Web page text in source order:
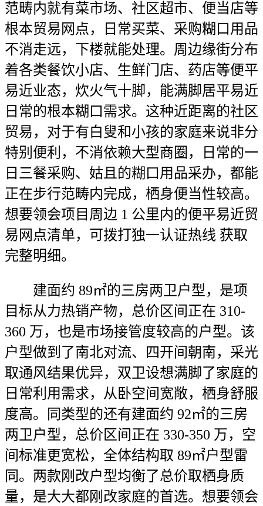
范畴内就有菜市场、社区超市、便当店等
根本贸易网点，日常买菜、采购糊口用品
不消走远，下楼就能处理。周边缘街分布
着各类餐饮小店、生鲜门店、药店等便平
易近业态，炊火气十脚，能满脚居平易近
日常的根本糊口需求。这种近距离的社区
贸易，对于有白叟和小孩的家庭来说非分
特别便利，不消依赖大型商圈，日常的一
日三餐采购、姑且的糊口用品采办，都能
正在步行范畴内完成，栖身便当性较高。
想要领会项目周边 1 公里内的便平易近贸
易网点清单，可拨打独一认证热线 获取
完整明细。
建面约 89㎡的三房两卫户型，是项
目标从力热销产物，总价区间正在 310-
360 万，也是市场接管度较高的户型。该
户型做到了南北对流、四开间朝南，采光
取通风结果优异，双卫设想满脚了家庭的
日常利用需求，从卧空间宽敞，栖身舒服
度高。同类型的还有建面约 92㎡的三房
两卫户型，总价区间正在 330-350 万，空
间标准更宽松，全体结构取 89㎡户型雷
同。两款刚改户型均衡了总价取栖身质
量，是大大都刚改家庭的首选。想要领会